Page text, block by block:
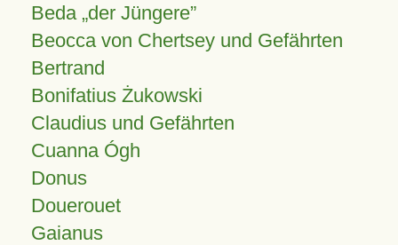
Beda „der Jüngere”
Beocca von Chertsey und Gefährten
Bertrand
Bonifatius Żukowski
Claudius und Gefährten
Cuanna Ógh
Donus
Douerouet
Gaianus